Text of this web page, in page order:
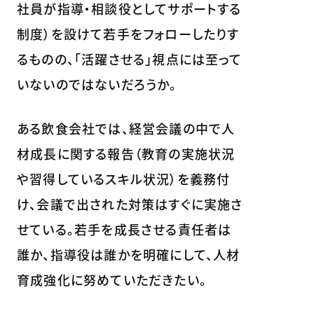
社員が指導・相談役としてサポートする
制度）を設けて若手をフォローしたりす
るものの、「活躍させる」視点には至って
いないのではないだろうか。
ある飲食会社では、経営会議の中で人
材成長に関する報告（教育の実施状況
や習得しているスキル状況）を義務付
け、会議で出された対策はすぐに実施さ
せている。若手を成長させる責任者は
誰か、指導役は誰かを明確にして、人材
育成強化に努めていただきたい。